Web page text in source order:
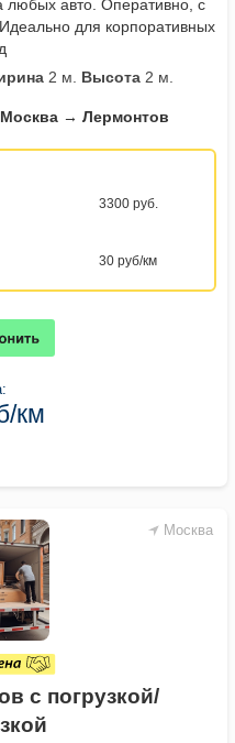
любых авто. Оперативно, с
для корпоративных
2 м. Высота 2 м.
Москва → Лермонтов
3300 руб.
30 руб/км
км
Москва
с погрузкой/